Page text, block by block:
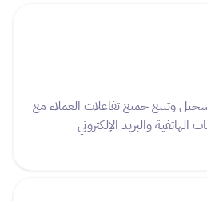
وتتبع جميع تفاعلات العملاء مع
والبريد الإلكتروني